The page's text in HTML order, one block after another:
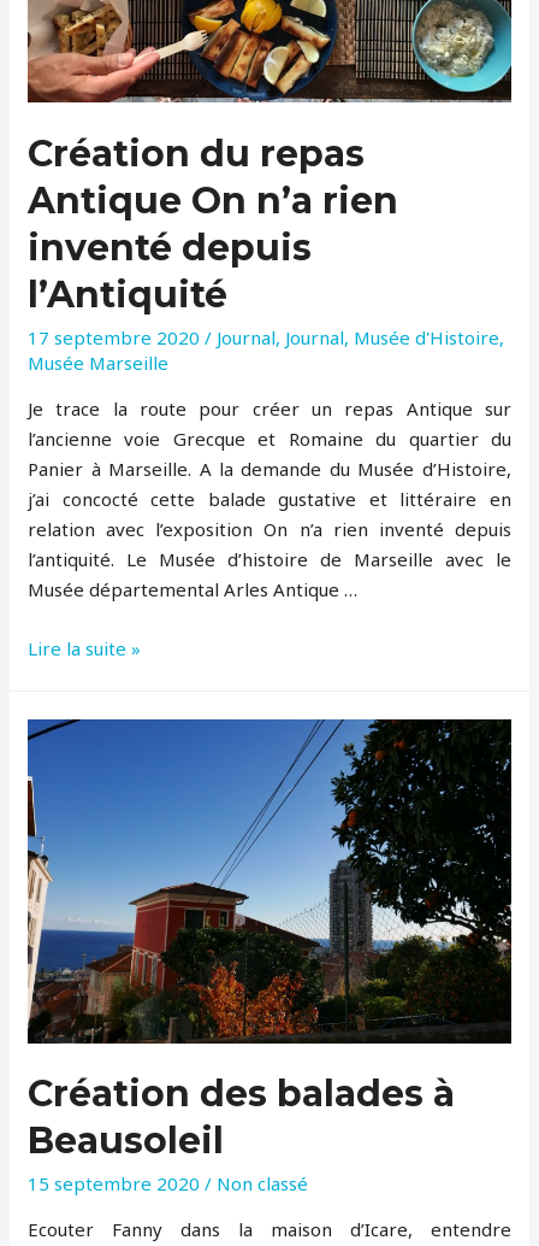
Création du repas
Antique On n’a rien
inventé depuis
l’Antiquité
17 septembre 2020 / Journal, Journal, Musée d'Histoire,
Musée Marseille
Je trace la route pour créer un repas Antique sur
l’ancienne voie Grecque et Romaine du quartier du
Panier à Marseille. A la demande du Musée d’Histoire,
j’ai concocté cette balade gustative et littéraire en
relation avec l’exposition On n’a rien inventé depuis
l’antiquité. Le Musée d’histoire de Marseille avec le
Musée départemental Arles Antique …
Création
Antique
n’a
rien
inventé
depuis
l’Antiquité
Lire la suite »
Création des balades à
Beausoleil
15 septembre 2020 / Non classé
Ecouter Fanny dans la maison d’Icare, entendre